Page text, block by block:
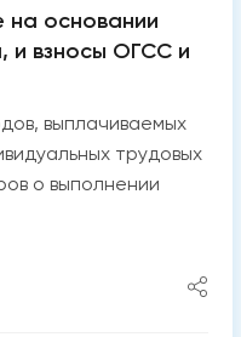
на основании
и взносы ОГСС и
выплачиваемых
трудовых
о выполнении